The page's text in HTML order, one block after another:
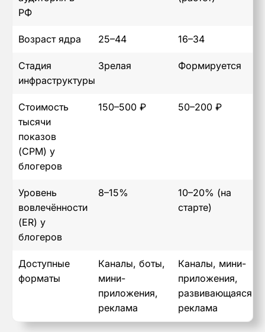
РФ
Возраст ядра 25–44 16–34
Стадия
инфраструктуры
Зрелая Формируется
Стоимость
тысячи
показов
(CPM) у
блогеров
150–500 ₽ 50–200 ₽
Уровень
вовлечённости
(ER) у
блогеров
8–15%
10–20% (на
старте)
Доступные
форматы
Каналы, боты,
мини-
приложения,
реклама
Каналы, мини-
приложения,
развивающаяся
реклама